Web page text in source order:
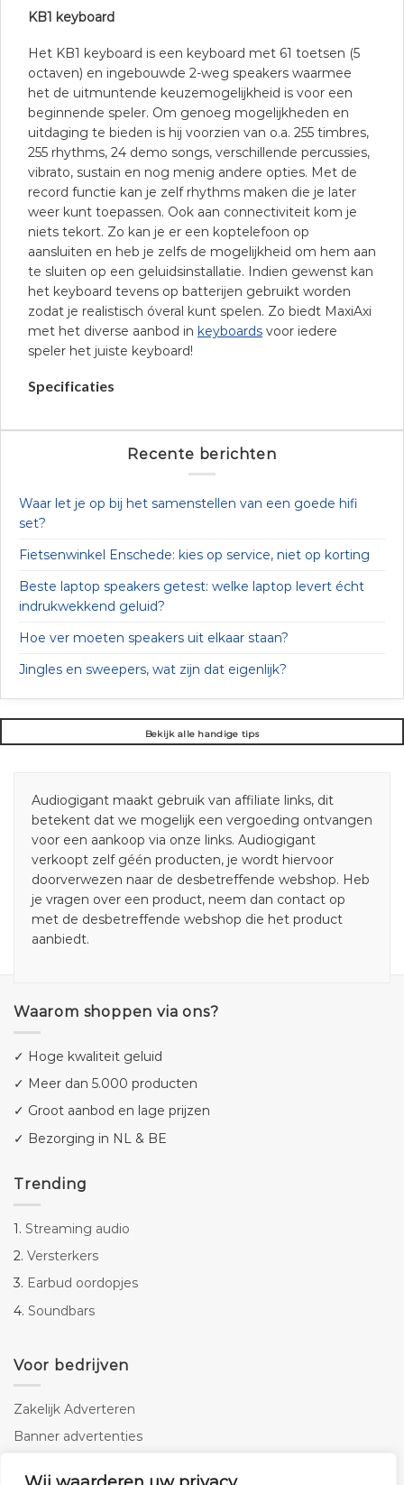
KB1 keyboard
Het KB1 keyboard is een keyboard met 61 toetsen (5
octaven) en ingebouwde 2-weg speakers waarmee
het de uitmuntende keuzemogelijkheid is voor een
beginnende speler. Om genoeg mogelijkheden en
uitdaging te bieden is hij voorzien van o.a. 255 timbres,
255 rhythms, 24 demo songs, verschillende percussies,
vibrato, sustain en nog menig andere opties. Met de
record functie kan je zelf rhythms maken die je later
weer kunt toepassen. Ook aan connectiviteit kom je
niets tekort. Zo kan je er een koptelefoon op
aansluiten en heb je zelfs de mogelijkheid om hem aan
te sluiten op een geluidsinstallatie. Indien gewenst kan
het keyboard tevens op batterijen gebruikt worden
zodat je realistisch óveral kunt spelen. Zo biedt MaxiAxi
met het diverse aanbod in keyboards voor iedere
speler het juiste keyboard!
Specificaties
Recente berichten
Waar let je op bij het samenstellen van een goede hifi
set?
Fietsenwinkel Enschede: kies op service, niet op korting
Beste laptop speakers getest: welke laptop levert écht
indrukwekkend geluid?
Hoe ver moeten speakers uit elkaar staan?
Jingles en sweepers, wat zijn dat eigenlijk?
Bekijk alle handige tips
Audiogigant maakt gebruik van affiliate links, dit
betekent dat we mogelijk een vergoeding ontvangen
voor een aankoop via onze links. Audiogigant
verkoopt zelf géén producten, je wordt hiervoor
doorverwezen naar de desbetreffende webshop. Heb
je vragen over een product, neem dan contact op
met de desbetreffende webshop die het product
aanbiedt.
Waarom shoppen via ons?
✓ Hoge kwaliteit geluid
✓ Meer dan 5.000 producten
✓ Groot aanbod en lage prijzen
✓ Bezorging in NL & BE
Trending
1. Streaming audio
2. Versterkers
3. Earbud oordopjes
4. Soundbars
Voor bedrijven
Zakelijk Adverteren
Banner advertenties